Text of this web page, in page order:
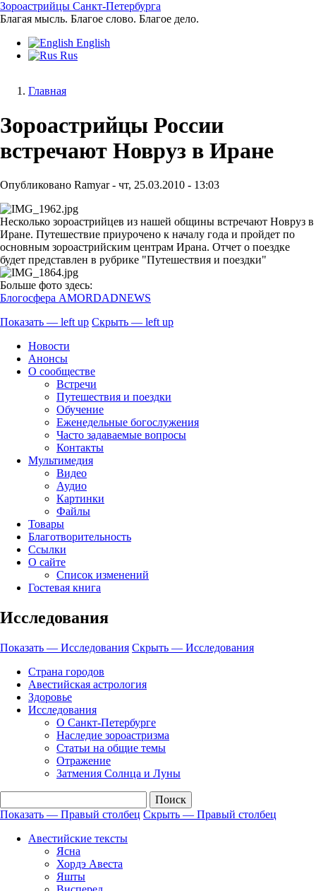
Перейти
к
содержанию
Зороастрийцы Санкт-Петербурга
Благая мысль. Благое слово. Благое дело.
English
Rus
навигации
Главная
Зороастрийцы России
встречают Новруз в Иране
Опубликовано Ramyar- чт, 25.03.2010 - 13:03
Несколько зороастрийцев из нашей общины встречают Новруз в
Иране. Путешествие приурочено к началу года и пройдет по
основным зороастрийским центрам Ирана. Отчет о поездке
будет представлен в рубрике "Путешествия и поездки"
Больше фото здесь:
Блогосфера AMORDADNEWS
up
Показать — left up Скрыть — left up
Новости
Анонсы
О сообществе
Встречи
Путешествия и поездки
Обучение
Еженедельные богослужения
Часто задаваемые вопросы
Контакты
Мультимедия
Видео
Аудио
Картинки
Файлы
Товары
Благотворительность
Ссылки
О сайте
Список изменений
Гостевая книга
Исследования
Показать — Исследования Скрыть — Исследования
Страна городов
Авестийская астрология
Здоровье
Исследования
О Санкт-Петербурге
Наследие зороастризма
Cтатьи на общие темы
Отражение
Затмения Солнца и Луны
Правый
столбец
Показать — Правый столбец Скрыть — Правый столбец
Авестийские тексты
Ясна
Хордэ Авеста
Яшты